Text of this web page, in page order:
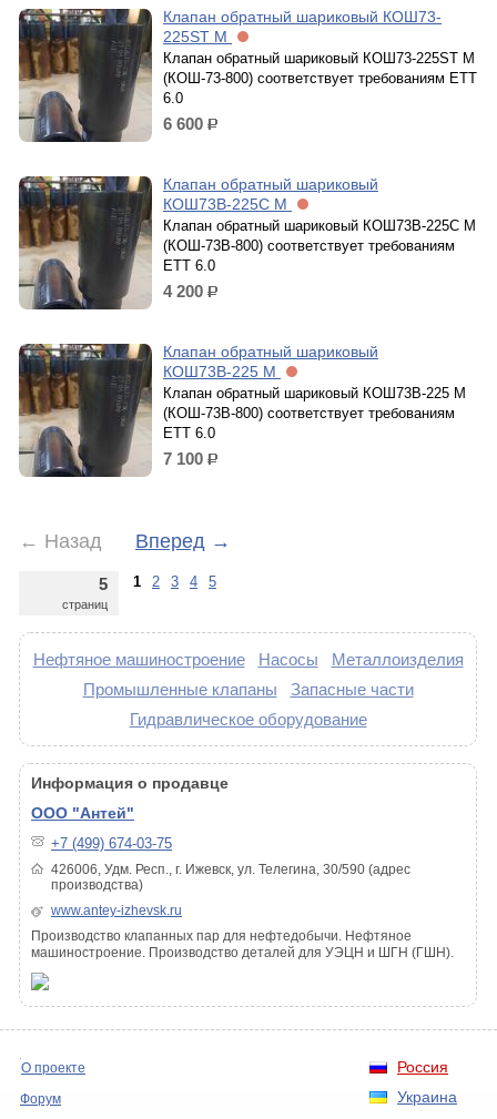
Клапан обратный шариковый КОШ73-
225ST М
Клапан обратный шариковый КОШ73-225ST М
(КОШ-73-800) cоответствует требованиям ЕТТ
6.0
6 600 р.
Клапан обратный шариковый
КОШ73В-225С М
Клапан обратный шариковый КОШ73В-225С М
(КОШ-73В-800) cоответствует требованиям
ЕТТ 6.0
4 200 р.
Клапан обратный шариковый
КОШ73В-225 М
Клапан обратный шариковый КОШ73В-225 М
(КОШ-73В-800) cоответствует требованиям
ЕТТ 6.0
7 100 р.
← Назад Вперед →
5
страниц
1 2 3 4 5
Нефтяное машиностроение Насосы
Металлоизделия
Промышленные клапаны
Запасные части
Гидравлическое оборудование
Информация о продавце
ООО "Антей"
+7 (499) 674-03-75
426006, Удм. Респ., г. Ижевск, ул. Телегина, 30/590 (адрес
производства)
www.antey-izhevsk.ru
Производство клапанных пар для нефтедобычи. Нефтяное
машиностроение. Производство деталей для УЭЦН и ШГН (ГШН).
Россия
Украина
О проекте
Форум